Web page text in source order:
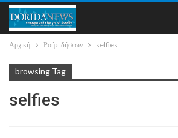
Αρχική Ροή ειδήσεων selfies
browsing Tag
selfies